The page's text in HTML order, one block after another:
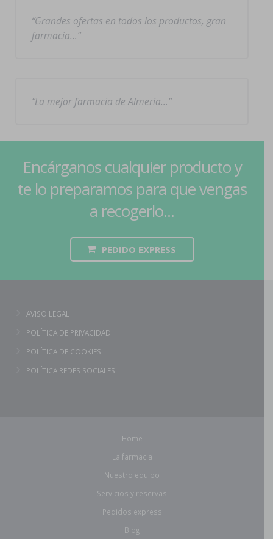
Grandes ofertas en todos los productos, gran
farmacia…
La mejor farmacia de Almería…
Encárganos cualquier producto y
te lo preparamos para que vengas
a recogerlo...
PEDIDO EXPRESS
AVISO LEGAL
POLÍTICA DE PRIVACIDAD
POLÍTICA DE COOKIES
POLÍTICA REDES SOCIALES
Home
La farmacia
Nuestro equipo
Servicios y reservas
Pedidos express
Blog